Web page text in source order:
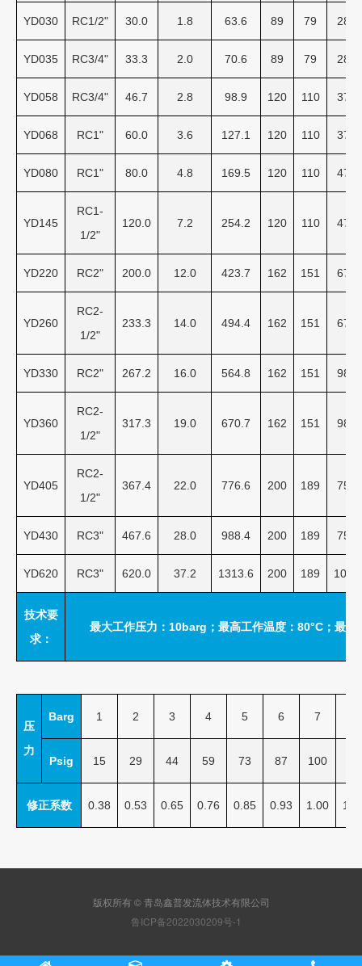
YD030 RC1/2" 30.0 1.8 63.6 89 79 280
YD035 RC3/4" 33.3 2.0 70.6 89 79 280
YD058 RC3/4" 46.7 2.8 98.9 120 110 377
YD068 RC1" 60.0 3.6 127.1 120 110 377
YD080 RC1" 80.0 4.8 169.5 120 110 477
YD145
RC1-
1/2"
120.0 7.2 254.2 120 110 477
YD220 RC2" 200.0 12.0 423.7 162 151 676
YD260
RC2-
1/2"
233.3 14.0 494.4 162 151 676
YD330 RC2" 267.2 16.0 564.8 162 151 984
YD360
RC2-
1/2"
317.3 19.0 670.7 162 151 984
YD405
RC2-
1/2"
367.4 22.0 776.6 200 189 757
YD430 RC3" 467.6 28.0 988.4 200 189 757
YD620 RC3" 620.0 37.2 1313.6 200 189 1012
技术要
求：
最大工作压力：10barg；最高工作温度：80°C；最低
压
力
Barg 1 2 3 4 5 6 7
Psig 15 29 44 59 73 87 100
修正系数 0.38 0.53 0.65 0.76 0.85 0.93 1.00
版权所有 © 青岛鑫普发流体技术有限公司
鲁ICP备2022030209号-1